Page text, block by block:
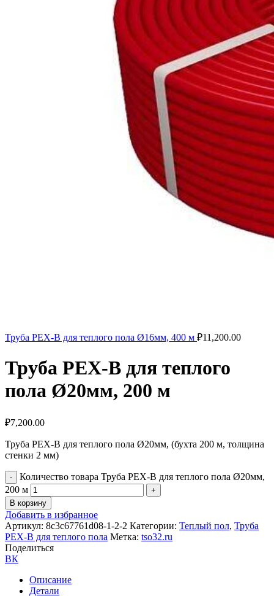
Труба PEX-B для теплого пола Ø16мм, 400 м ₽11,200.00
Труба PEX-B для теплого
пола Ø20мм, 200 м
₽7,200.00
Труба PEX-B для теплого пола Ø20мм, (бухта 200 м, толщина
стенки 2 мм)
Количество товара Труба PEX-B для теплого пола Ø20мм,
200 м
В корзину
Добавить в избранное
Артикул: 8c3c67761d08-1-2-2 Категории: Теплый пол, Труба
PEX-B для теплого пола Метка: tso32.ru
Поделиться
ВК
Описание
Детали